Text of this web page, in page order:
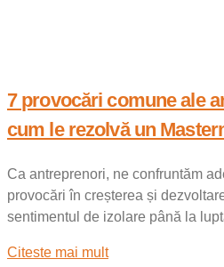
7 provocări comune ale
cum le rezolvă un
Ca antreprenori, ne confruntăm
provocări în creșterea și
sentimentul de izolare până la
Citeste mai mult